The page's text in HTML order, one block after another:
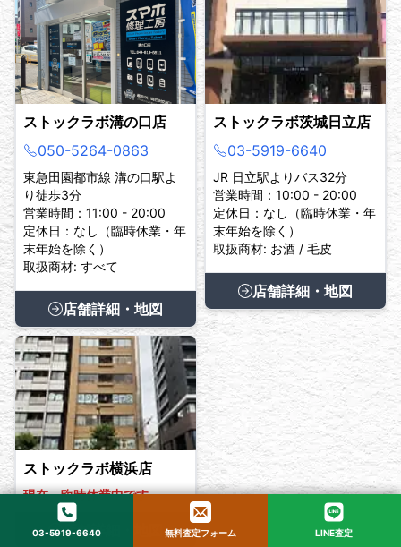
ストックラボ溝の口店
050-5264-0863
東急田園都市線 溝の口駅よ
り徒歩3分
営業時間：11:00 - 20:00
定休日：なし（臨時休業・年
末年始を除く）
取扱商材: すべて
店舗詳細・地図
ストックラボ茨城日立店
03-5919-6640
JR 日立駅よりバス32分
営業時間：10:00 - 20:00
定休日：なし（臨時休業・年
末年始を除く）
取扱商材: お酒 / 毛皮
店舗詳細・地図
ストックラボ横浜店
現在、臨時休業中です。
店舗詳細・地図
03-5919-6640 無料査定フォーム LINE査定